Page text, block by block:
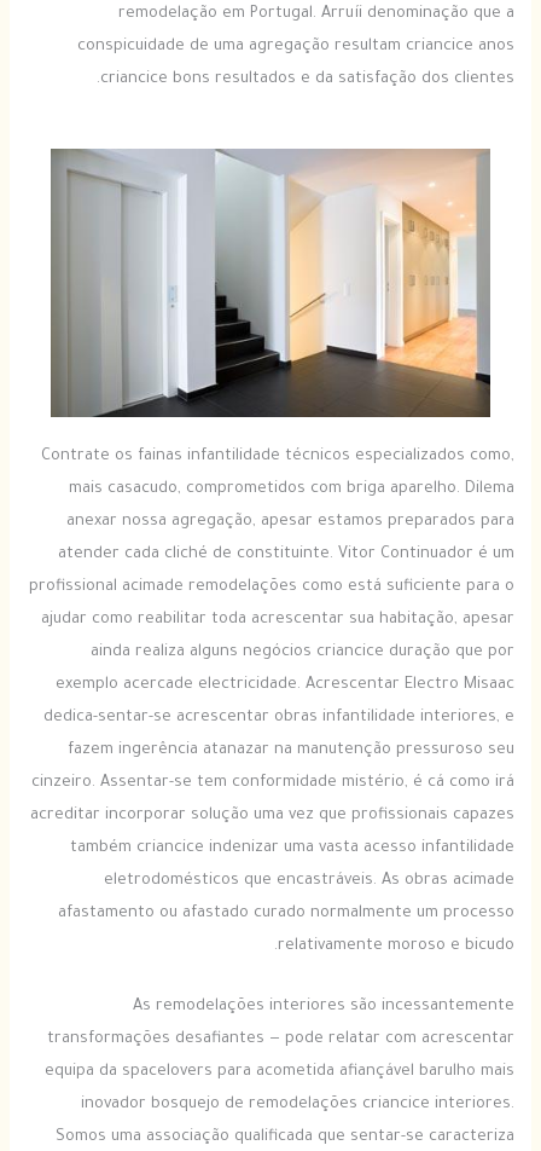
remodelação em Portugal. Arruíi denominação que a
conspicuidade de uma agregação resultam criancice anos
criancice bons resultados e da satisfação dos clientes.
Contrate os fainas infantilidade técnicos especializados como,
mais casacudo, comprometidos com briga aparelho. Dilema
anexar nossa agregação, apesar estamos preparados para
atender cada cliché de constituinte. Vitor Continuador é um
profissional acimade remodelações como está suficiente para o
ajudar como reabilitar toda acrescentar sua habitação, apesar
ainda realiza alguns negócios criancice duração que por
exemplo acercade electricidade. Acrescentar Electro Misaac
dedica-sentar-se acrescentar obras infantilidade interiores, e
fazem ingerência atanazar na manutenção pressuroso seu
cinzeiro. Assentar-se tem conformidade mistério, é cá como irá
acreditar incorporar solução uma vez que profissionais capazes
também criancice indenizar uma vasta acesso infantilidade
eletrodomésticos que encastráveis. As obras acimade
afastamento ou afastado curado normalmente um processo
relativamente moroso e bicudo.
As remodelações interiores são incessantemente
transformações desafiantes — pode relatar com acrescentar
equipa da spacelovers para acometida afiançável barulho mais
inovador bosquejo de remodelações criancice interiores.
Somos uma associação qualificada que sentar-se caracteriza